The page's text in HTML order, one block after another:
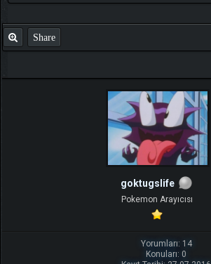
C∞S
Share
goktugslife
Pokemon Arayıcısı
Yorumları: 14
Konuları: 0